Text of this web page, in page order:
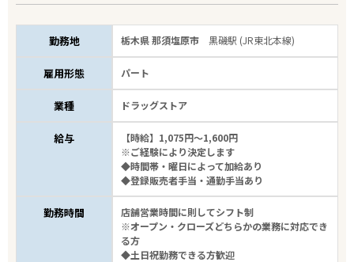
勤務地 栃木県 那須塩原市黒磯駅 (JR東北本線)
雇用形態 パート
業種 ドラッグストア
給与
【時給】1,075円～1,600円
※ご経験により決定します
◆時間帯・曜日によって加給あり
◆登録販売者手当・通勤手当あり
勤務時間
店舗営業時間に則してシフト制
※オープン・クローズどちらかの業務に対応でき
る方
◆土日祝勤務できる方歓迎